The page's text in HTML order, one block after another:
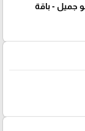
جميل - باقة